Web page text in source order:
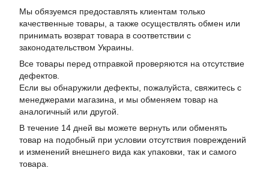
Мы обязуемся предоставлять клиентам только
качественные товары, а также осуществлять обмен или
принимать возврат товара в соответствии с
законодательством Украины.
Все товары перед отправкой проверяются на отсутствие
дефектов.
Если вы обнаружили дефекты, пожалуйста, свяжитесь с
менеджерами магазина, и мы обменяем товар на
аналогичный или другой.
В течение 14 дней вы можете вернуть или обменять
товар на подобный при условии отсутствия повреждений
и изменений внешнего вида как упаковки, так и самого
товара.